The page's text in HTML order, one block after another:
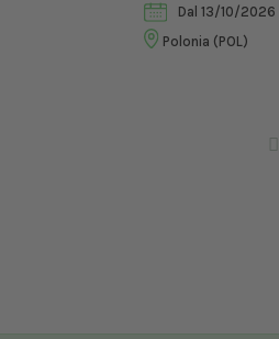
Dal 13/10/2026
Polonia (POL)